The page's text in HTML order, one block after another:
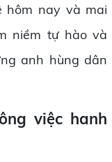
hôm nay và mai
niềm tự hào và
anh hùng dân
việc hanh